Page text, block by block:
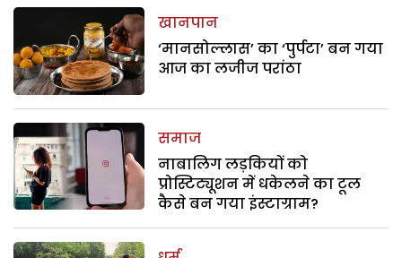
खानपान
‘मानसोल्लास’ का ‘पुर्पटा’ बन गया
आज का लजीज परांठा
समाज
नाबालिग लड़कियों को
प्रोस्टिट्यूशन में धकेलने का टूल
कैसे बन गया इंस्टाग्राम?